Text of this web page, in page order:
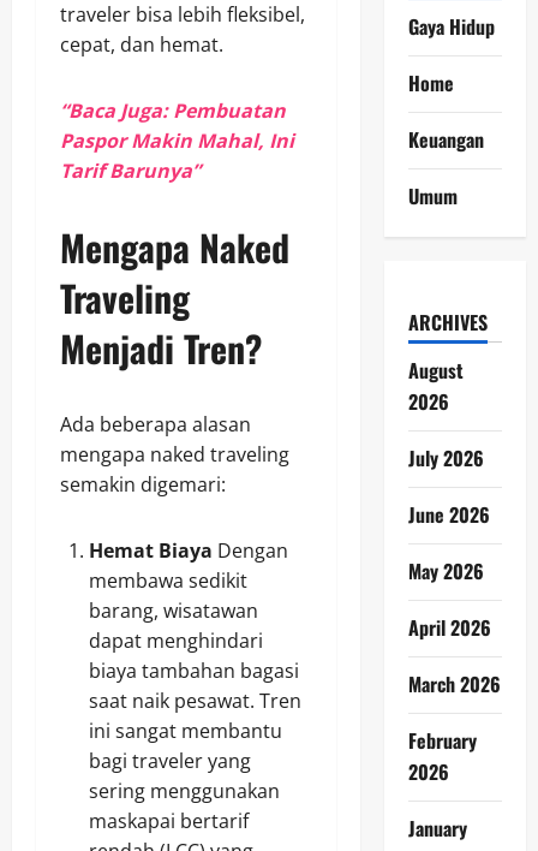
traveler bisa lebih fleksibel,
cepat, dan hemat.
“Baca Juga: Pembuatan
Paspor Makin Mahal, Ini
Tarif Barunya”
Mengapa Naked
Traveling
Menjadi Tren?
Ada beberapa alasan
mengapa naked traveling
semakin digemari:
Hemat Biaya Dengan
membawa sedikit
barang, wisatawan
dapat menghindari
biaya tambahan bagasi
saat naik pesawat. Tren
ini sangat membantu
bagi traveler yang
sering menggunakan
maskapai bertarif
Gaya Hidup
Home
Keuangan
Umum
ARCHIVES
August
2026
July 2026
June 2026
May 2026
April 2026
March 2026
February
2026
January